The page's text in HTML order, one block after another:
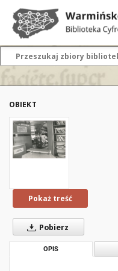
OBIEKT
Pokaż treść
Pobierz
OPIS